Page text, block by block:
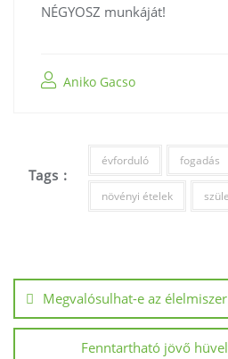
NÉGYOSZ munkáját!
Aniko Gacso
Tags :
évforduló fogadás
növényi ételek
Megvalósulhat-e az
Fenntartható jövő